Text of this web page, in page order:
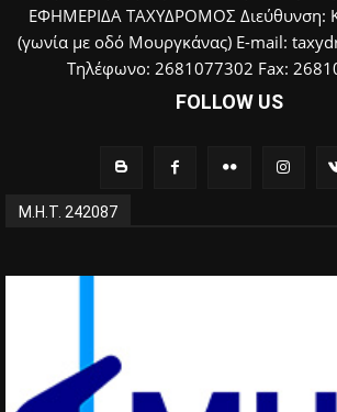
ΕΦΗΜΕΡΙΔΑ ΤΑΧΥΔΡΟΜΟΣ Διεύθυνση:
(γωνία με οδό Μουργκάνας) E-mail:
Τηλέφωνο: 2681077302 Fax:
FOLLOW US
Μ.Η.Τ. 242087